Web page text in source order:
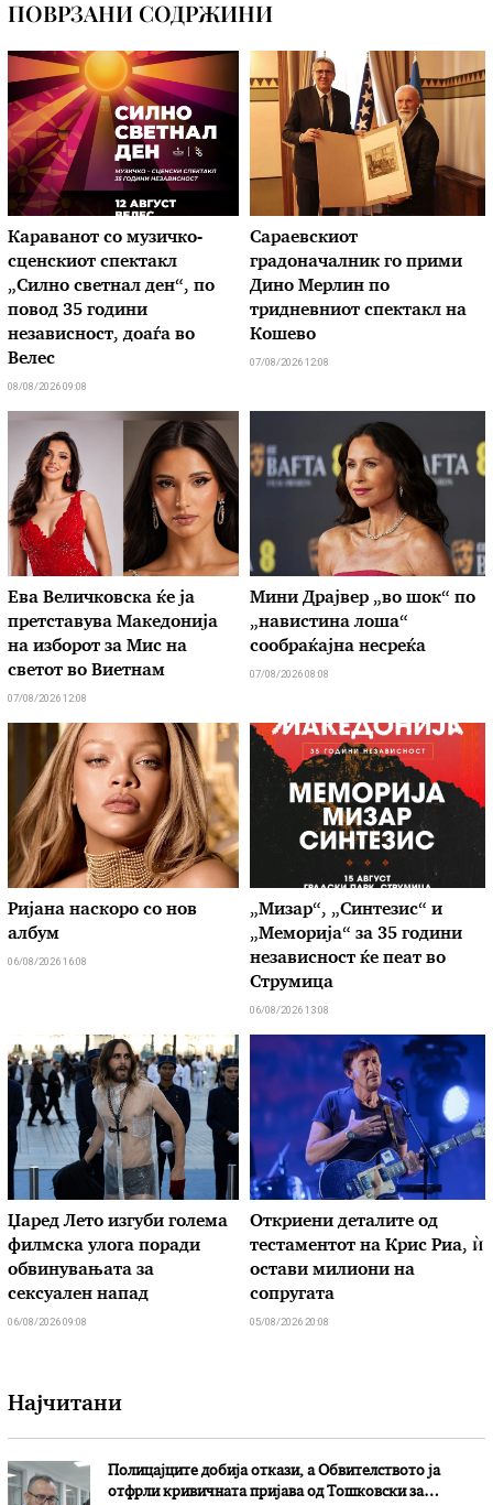
ПОВРЗАНИ СОДРЖИНИ
Караванот со музичкo-
сценскиот спектакл
„Силно светнал ден“, по
повод 35 години
независност, доаѓа во
Велес
08/08/2026 09:08
Сараевскиот
градоначалник го прими
Дино Мерлин по
тридневниот спектакл на
Кошево
07/08/2026 12:08
Ева Величковска ќе ја
претставува Македонија
на изборот за Мис на
светот во Виетнам
07/08/2026 12:08
Мини Драјвер „во шок“ по
„навистина лоша“
сообраќајна несреќа
07/08/2026 08:08
Ријана наскоро со нов
албум
06/08/2026 16:08
„Мизар“, „Синтезис“ и
„Меморија“ за 35 години
независност ќе пеат во
Струмица
06/08/2026 13:08
Џаред Лето изгуби голема
филмска улога поради
обвинувањата за
сексуален напад
06/08/2026 09:08
Откриени деталите од
тестаментот на Крис Риа, ѝ
остави милиони на
сопругата
05/08/2026 20:08
Најчитани
Полицајците добија откази, а Обвителството ја
отфрли кривичната пријава од Тошковски за